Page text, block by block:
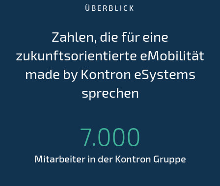
ÜBERBLICK
Zahlen, die für eine
zukunftsorientierte eMobilität
made by Kontron eSystems
sprechen
7.000
Mitarbeiter in der Kontron Gruppe